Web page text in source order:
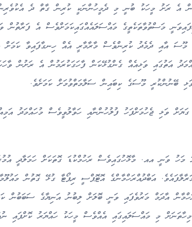
އެ ރަށު މީހަކު ބުނީ މި ދެމީހުންނަކީ ކުރިން ގާތް ދެ
މަސްތުވާތަކެތީގެ މައްސަލައެއްގައިކަމަށްވެސް އެ ފަރާތުން
މޫސަ އާއި ދެމެދު ކުރިންވެސް މާރާމާރީ އެއް ހިނގާފައިވާ ކަމަށް
އަތުގައި ވަޅިއެއް ގެންގުޅޭކަން ފާހަގަކުރަމުން އެ ރަށުން
ބޭނުންކުރީ މޫސަގެ ކިބައިން ސަލާމަތްވުމަށް ކަމަށެވެ.
ވަޅި ޖެހުމަށްފަހު ފުލުހުންނާއި ހަވާލުވީވެސް މުހައްމަދު
އަބްދުއްރަހްމާންގެ އޮޓޮޕްސީ ރިޕޯޓާ ގުޅޭ ގޮތުން
އާދަމް މަރުވެފައި ވަނީ ބޮލަށް ލިބުނު އަނިޔާގެ ސަބަބުން
މި މައްސަލައިގައި އެއްވެސް މީހަކު ހައްޔަރު ކޮށްފައި